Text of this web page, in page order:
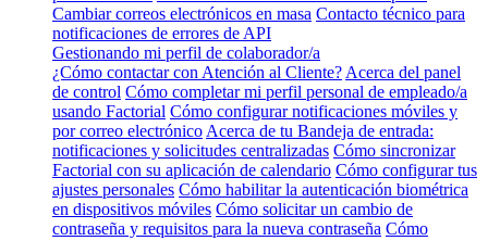
Cambiar correos electrónicos en masa Contacto técnico para
notificaciones de errores de API
Gestionando mi perfil de colaborador/a
¿Cómo contactar con Atención al Cliente? Acerca del panel
de control Cómo completar mi perfil personal de empleado/a
usando Factorial Cómo configurar notificaciones móviles y
por correo electrónico Acerca de tu Bandeja de entrada:
notificaciones y solicitudes centralizadas Cómo sincronizar
Factorial con su aplicación de calendario Cómo configurar tus
ajustes personales Cómo habilitar la autenticación biométrica
en dispositivos móviles Cómo solicitar un cambio de
contraseña y requisitos para la nueva contraseña Cómo